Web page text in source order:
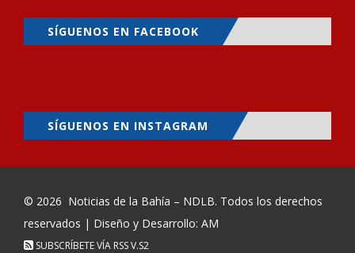
SÍGUENOS EN FACEBOOK
SÍGUENOS EN INSTAGRAM
© 2026 Noticias de la Bahía – NDLB. Todos los derechos
reservados | Diseño y Desarrollo: AM
SUBSCRÍBETE VÍA RSSV.S2